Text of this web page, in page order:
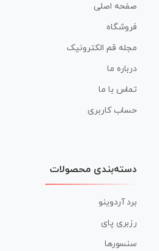
صفحه اصلی
فروشگاه
مجله قم الکترونیک
درباره ما
تماس با ما
حساب کاربری
دسته‌بندی محصولات
برد آردوینو
رزبری پای
سنسورها